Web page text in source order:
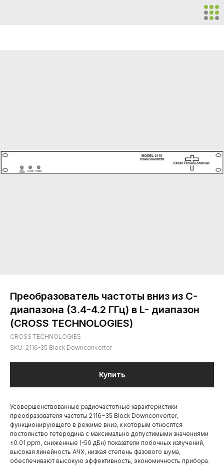
Преобразователь частоты вниз из C-
диапазона (3.4-4.2 ГГц) в L- диапазон
(CROSS TECHNOLOGIES)
CROSS TECHNOLOGIES
SKU: 2116-35 Block Downconverter
Купить
Усовершенствованные радиочастотные характеристики
преобразователя частоты 2116−35 Block Downconverter,
функционирующего в режиме вниз, к которым относятся
постоянство гетеродина с максимально допустимыми значениями
±0.01 ppm, сниженные (-50 дБн) показатели побочных излучений,
высокая линейность АЧХ, низкая степень фазового шума,
обеспечивают высокую эффективность, экономичность прибора.